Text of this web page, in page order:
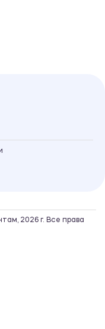
2026 г. Все права